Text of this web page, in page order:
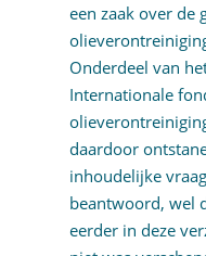
een zaak over de
Onderdeel van
Internationale
daardoor
inhoudelijke
beantwoord, wel
eerder in deze